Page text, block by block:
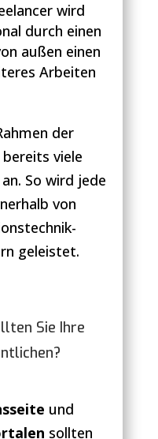
wird
durch einen
außen einen
Arbeiten
der
viele
So wird jede
von
geleistet.
Sie Ihre
und
sollten